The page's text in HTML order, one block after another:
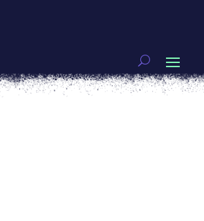
la comunidad LGBTQ+: caminar en
en resistencia.
Vivas nos